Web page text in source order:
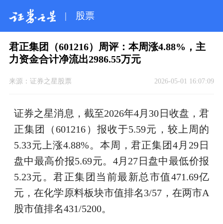
| 股票
君正集团（601216）周评：本周涨4.88%，主
力资金合计净流出2986.55万元
来源： 证券之星股票 2026-05-01 16:07:09
证券之星消息，截至2026年4月30日收盘，君
正集团（601216）报收于5.59元，较上周的
5.33元上涨4.88%。本周，君正集团4月29日
盘中最高价报5.69元。4月27日盘中最低价报
5.23元。君正集团当前最新总市值471.69亿
元，在化学原料板块市值排名3/57，在两市A
股市值排名431/5200。